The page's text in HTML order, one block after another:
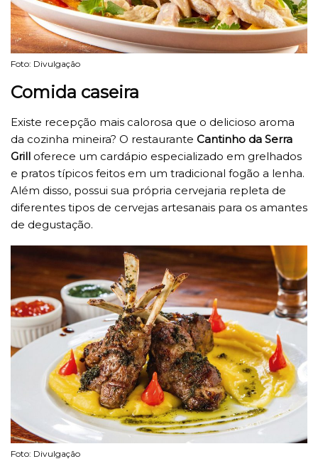
Foto: Divulgação
Comida caseira
Existe recepção mais calorosa que o delicioso aroma
da cozinha mineira? O restaurante Cantinho da Serra
Grill oferece um cardápio especializado em grelhados
e pratos típicos feitos em um tradicional fogão a lenha.
Além disso, possui sua própria cervejaria repleta de
diferentes tipos de cervejas artesanais para os amantes
de degustação.
Foto: Divulgação